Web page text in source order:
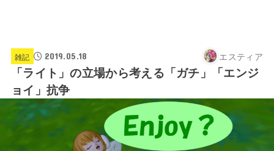
雑記 2019.05.18 エスティア
「ライト」の立場から考える「ガチ」「エンジ
ョイ」抗争